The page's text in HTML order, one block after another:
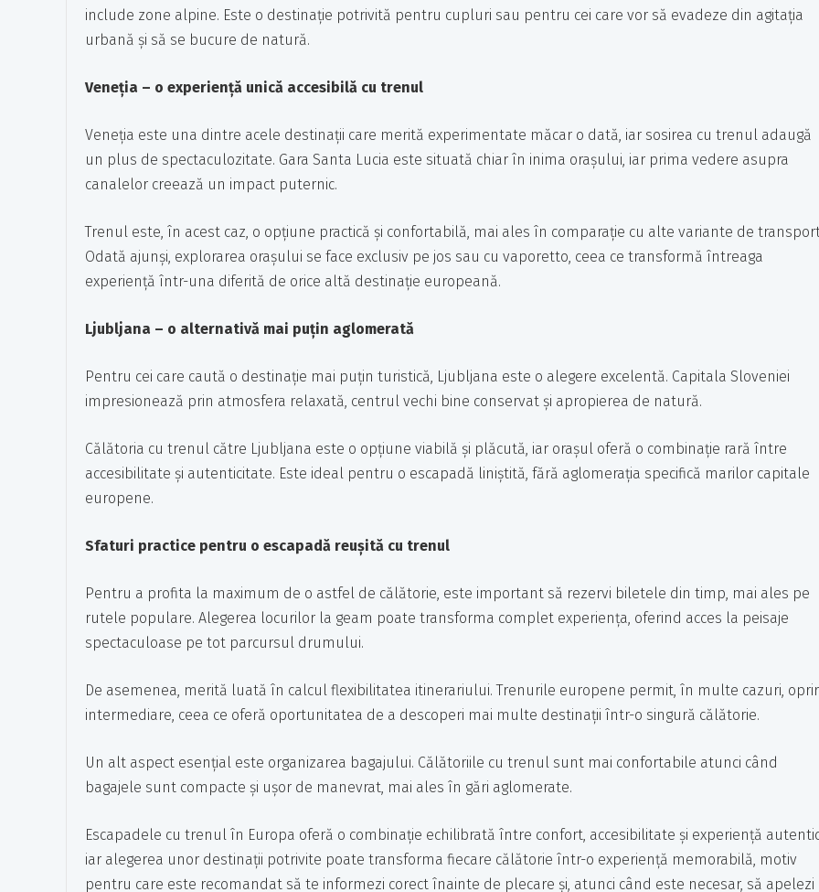
include zone alpine. Este o destinație potrivită pentru cupluri sau pentru cei care vor să evadeze din agitația
urbană și să se bucure de natură.
Veneția – o experiență unică accesibilă cu trenul
Veneția este una dintre acele destinații care merită experimentate măcar o dată, iar sosirea cu trenul adaugă
un plus de spectaculozitate. Gara Santa Lucia este situată chiar în inima orașului, iar prima vedere asupra
canalelor creează un impact puternic.
Trenul este, în acest caz, o opțiune practică și confortabilă, mai ales în comparație cu alte variante de
Odată ajunși, explorarea orașului se face exclusiv pe jos sau cu vaporetto, ceea ce transformă întreaga
experiență într-una diferită de orice altă destinație europeană.
Ljubljana – o alternativă mai puțin aglomerată
Pentru cei care caută o destinație mai puțin turistică, Ljubljana este o alegere excelentă. Capitala Sloveniei
impresionează prin atmosfera relaxată, centrul vechi bine conservat și apropierea de natură.
Călătoria cu trenul către Ljubljana este o opțiune viabilă și plăcută, iar orașul oferă o combinație rară între
accesibilitate și autenticitate. Este ideal pentru o escapadă liniștită, fără aglomerația specifică marilor capitale
europene.
Sfaturi practice pentru o escapadă reușită cu trenul
Pentru a profita la maximum de o astfel de călătorie, este important să rezervi biletele din timp, mai ales pe
rutele populare. Alegerea locurilor la geam poate transforma complet experiența, oferind acces la peisaje
spectaculoase pe tot parcursul drumului.
De asemenea, merită luată în calcul flexibilitatea itinerariului. Trenurile europene permit, în multe cazuri,
intermediare, ceea ce oferă oportunitatea de a descoperi mai multe destinații într-o singură călătorie.
Un alt aspect esențial este organizarea bagajului. Călătoriile cu trenul sunt mai confortabile atunci când
bagajele sunt compacte și ușor de manevrat, mai ales în gări aglomerate.
Escapadele cu trenul în Europa oferă o combinație echilibrată între confort, accesibilitate și experiență
iar alegerea unor destinații potrivite poate transforma fiecare călătorie într-o experiență memorabilă, motiv
pentru care este recomandat să te informezi corect înainte de plecare și, atunci când este necesar, să apelezi